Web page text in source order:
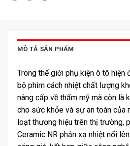
MÔ TẢ SẢN PHẨM
Trong thế giới phụ kiện ô tô hiện
bộ phim cách nhiệt chất lượng
nâng cấp về thẩm mỹ mà còn là
cho sức khỏe và sự an toàn của
loạt thương hiệu trên thị trường,
Ceramic NR phản xạ nhiệt nổi